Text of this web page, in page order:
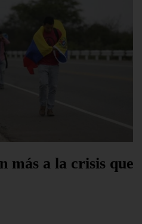
más a la crisis que